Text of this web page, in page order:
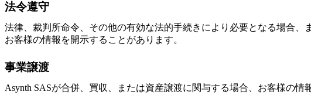
法令遵守
法律、裁判所命令、その他の有効な法的手続きにより必要となる場合
お客様の情報を開示することがあります。
事業譲渡
Asynth SASが合併、買収、または資産譲渡に関与する場合、お客様の